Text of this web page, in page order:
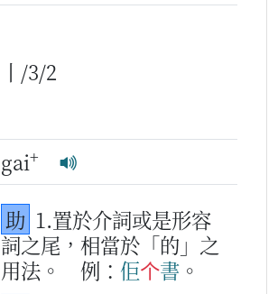
丨/3/2
gai+
助 1.置於介詞或是形容
詞之尾，相當於「的」之
用法。
例： 佢个書 。